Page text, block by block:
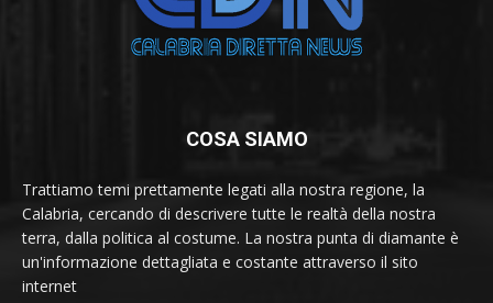
COSA SIAMO
Trattiamo temi prettamente legati alla nostra regione, la
Calabria, cercando di descrivere tutte le realtà della nostra
terra, dalla politica al costume. La nostra punta di diamante è
un'informazione dettagliata e costante attraverso il sito
internet